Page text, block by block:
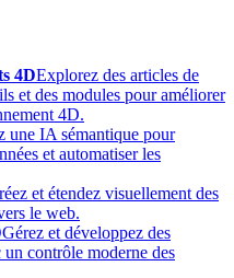
4DExplorez des articles de
et des modules pour améliorer
4D.
une IA sémantique pour
et automatiser les
et étendez visuellement des
le web.
Gérez et développez des
un contrôle moderne des